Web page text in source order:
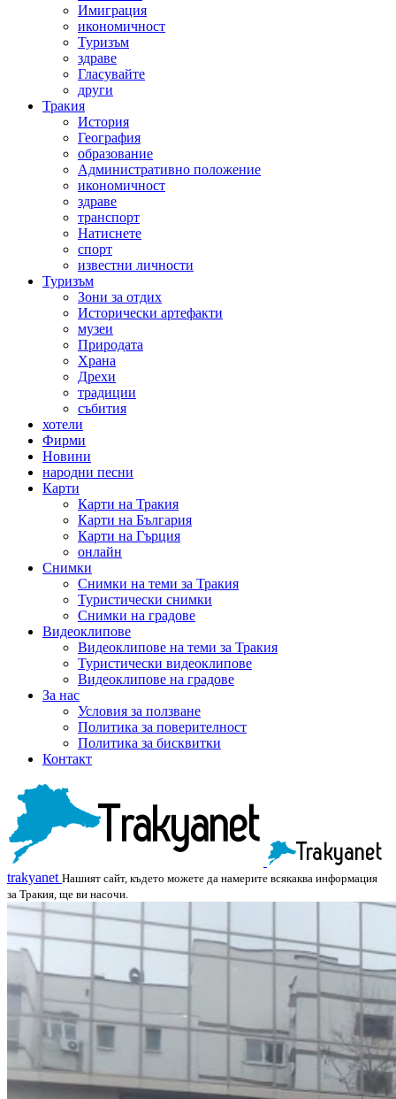
Имиграция
икономичност
Туризъм
здраве
Гласувайте
други
Тракия
История
География
образование
Административно положение
икономичност
здраве
транспорт
Натиснете
спорт
известни личности
Туризъм
Зони за отдих
Исторически артефакти
музеи
Природата
Храна
Дрехи
традиции
събития
хотели
Фирми
Новини
народни песни
Карти
Карти на Тракия
Карти на България
Карти на Гърция
онлайн
Снимки
Снимки на теми за Тракия
Туристически снимки
Снимки на градове
Видеоклипове
Видеоклипове на теми за Тракия
Туристически видеоклипове
Видеоклипове на градове
За нас
Условия за ползване
Политика за поверителност
Политика за бисквитки
Контакт
trakyanet Нашият сайт, където можете да намерите всякаква информация
за Тракия, ще ви насочи.